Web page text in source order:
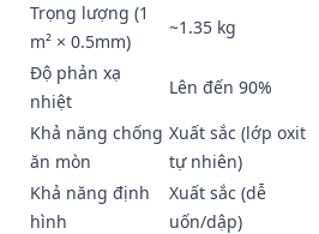
Trọng lượng (1
m² × 0.5mm)
~1.35 kg
Độ phản xạ
nhiệt
Lên đến 90%
Khả năng chống
ăn mòn
Xuất sắc (lớp oxit
tự nhiên)
Khả năng định
hình
Xuất sắc (dễ
uốn/dập)